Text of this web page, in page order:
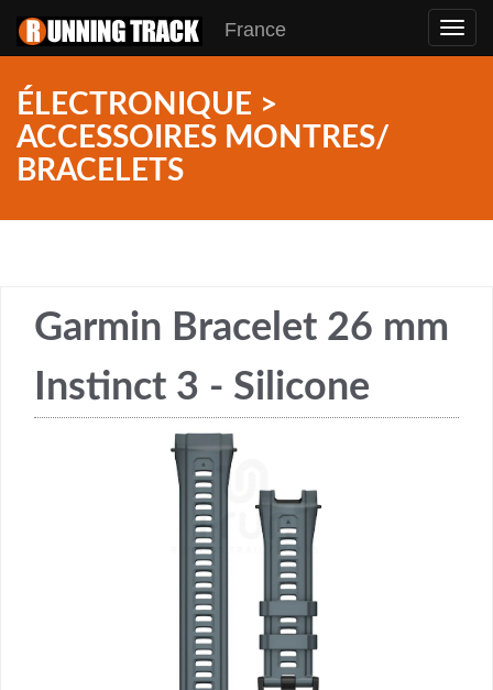
France
ÉLECTRONIQUE >
ACCESSOIRES MONTRES/
BRACELETS
Garmin Bracelet 26 mm
Instinct 3 - Silicone